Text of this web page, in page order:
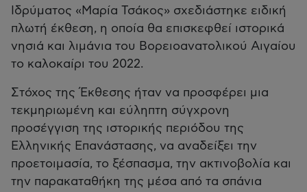
Ιδρύματος «Μαρία Τσάκος» σχεδιάστηκε ειδική
πλωτή έκθεση, η οποία θα επισκεφθεί ιστορικά
νησιά και λιμάνια του Βορειοανατολικού Αιγαίου
το καλοκαίρι του 2022.
Στόχος της Έκθεσης ήταν να προσφέρει μια
τεκμηριωμένη και εύληπτη σύγχρονη
προσέγγιση της ιστορικής περιόδου της
Ελληνικής Επανάστασης, να αναδείξει την
προετοιμασία, το ξέσπασμα, την ακτινοβολία και
την παρακαταθήκη της μέσα από τα σπάνια